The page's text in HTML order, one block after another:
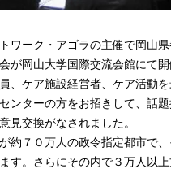
ワーク・アゴラの主催で岡山
が岡山大学国際交流会館にて
、ケア施設経営者、ケア活動
ンターの方をお招きして、話
見交換がなされました。
約７０万人の政令指定都市で
す。さらにその内で３万人以